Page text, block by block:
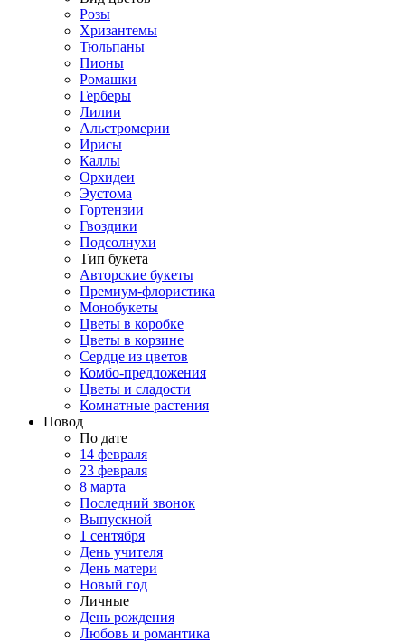
Розы
Хризантемы
Тюльпаны
Пионы
Ромашки
Герберы
Лилии
Альстромерии
Ирисы
Каллы
Орхидеи
Эустома
Гортензии
Гвоздики
Подсолнухи
Тип букета
Авторские букеты
Премиум-флористика
Монобукеты
Цветы в коробке
Цветы в корзине
Сердце из цветов
Комбо-предложения
Цветы и сладости
Комнатные растения
Повод
По дате
14 февраля
23 февраля
8 марта
Последний звонок
Выпускной
1 сентября
День учителя
День матери
Новый год
Личные
День рождения
Любовь и романтика